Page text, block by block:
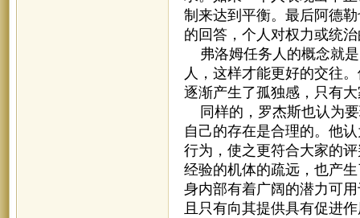
制来达到平衡。最后阿德
的回答，个人对权力或统
弗洛姆任务人的概念就是
人，这样才能更好的交往
逐渐产生了孤独感，只有
同样的，罗杰斯也认为要
自己的存在是合理的。他
行为，使之更符合大家的
经验的机体的疏远，也产
身内部有着广阔的潜力可
且只有向其提供具有促进